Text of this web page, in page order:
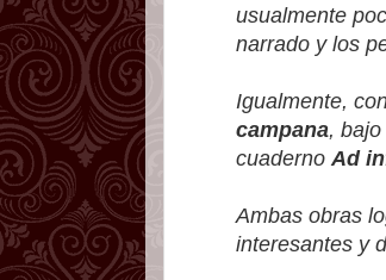
usualmente
narrado y los
Igualmente,
campana,
cuaderno Ad
Ambas obras
interesantes y